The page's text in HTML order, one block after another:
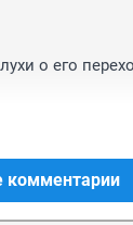
о его
комментарии